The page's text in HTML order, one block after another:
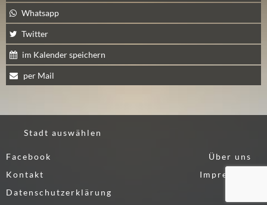
S
T
(
1
7
)
M
B
Whatsapp
Twitter
im Kalender speichern
per Mail
Stadt auswählen
Facebook
Über uns
Kontakt
Impressum
Datenschutzerklärung